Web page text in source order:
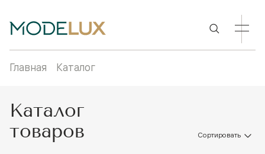
Главная Каталог
Каталог
товаров
Сортировать